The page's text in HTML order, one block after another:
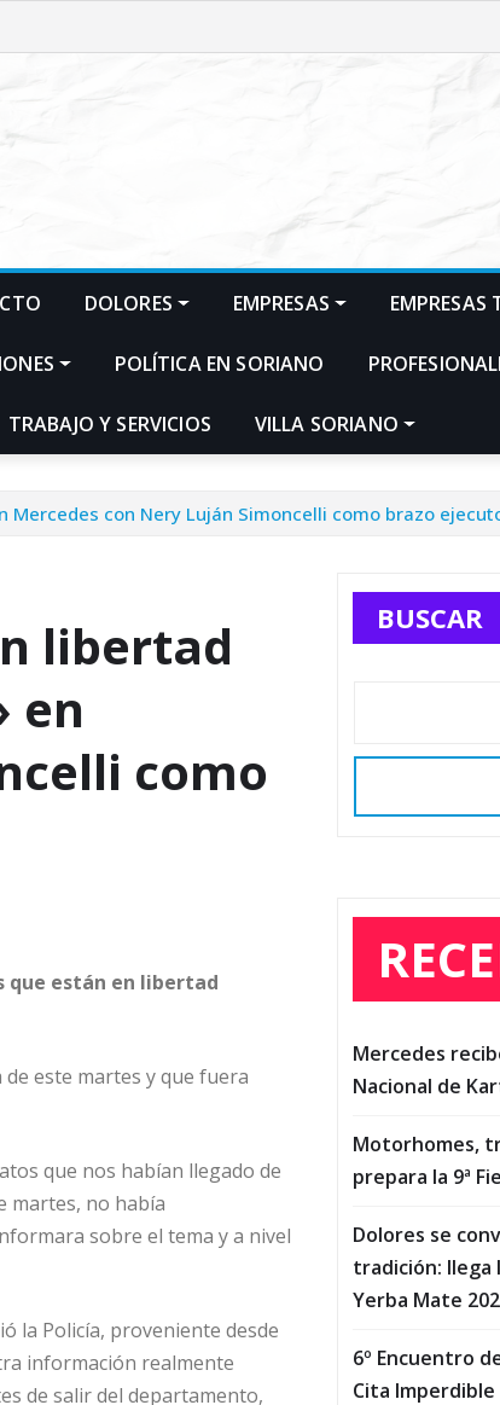
DOLORES EMPRESAS EMPRESAS
POLÍTICA EN SORIANO
TRABAJO Y SERVICIOS VILLA SORIANO
con Nery Luján Simoncelli como brazo
libertad
en
como
que están en libertad
este martes y que fuera
que nos habían llegado de
martes, no había
sobre el tema y a nivel
la Policía, proveniente desde
información realmente
de salir del departamento,
BUSCAR
Mercedes
Nacional de
Motorhomes,
prepara la 9ª
Dolores se
tradición: llega
Yerba Mate
6º Encuentro
Cita Imperdible